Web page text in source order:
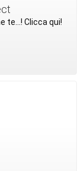
te...! Clicca qui!